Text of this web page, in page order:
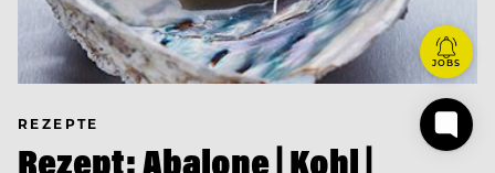
REZEPTE
Rezept: Abalone | Kohl |
JOBS